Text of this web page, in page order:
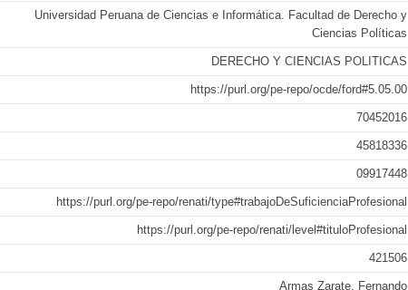
Universidad Peruana de Ciencias e Informática. Facultad de Derecho y
Ciencias Políticas
DERECHO Y CIENCIAS POLITICAS
https://purl.org/pe-repo/ocde/ford#5.05.00
70452016
45818336
09917448
https://purl.org/pe-repo/renati/type#trabajoDeSuficienciaProfesional
https://purl.org/pe-repo/renati/level#tituloProfesional
421506
Armas Zarate, Fernando